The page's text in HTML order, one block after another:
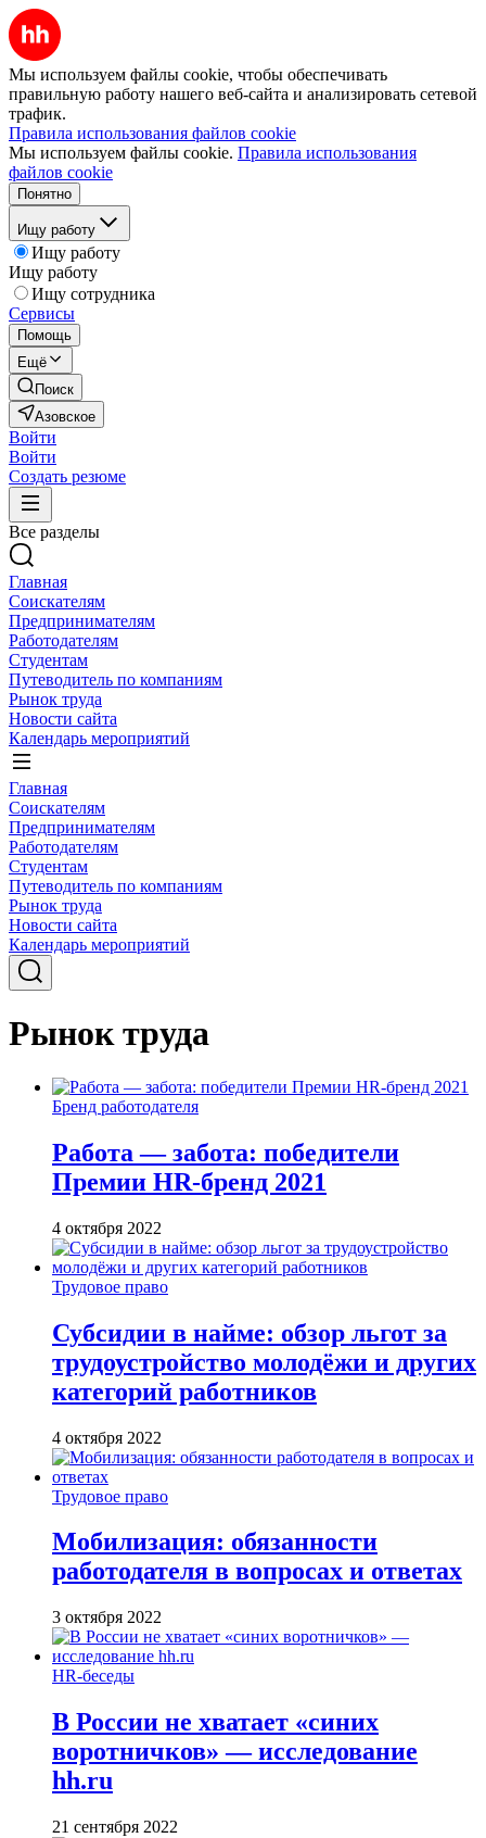
Мы используем файлы cookie, чтобы обеспечивать
правильную работу нашего веб-сайта и анализировать сетевой
трафик.
Правила использования файлов cookie
Мы используем файлы cookie. Правила использования
файлов cookie
Понятно
Ищу работу
Ищу работу
Ищу работу
Ищу сотрудника
Сервисы
Помощь
Ещё
Поиск
Азовское
Войти
Войти
Создать резюме
Все разделы
Главная
Соискателям
Предпринимателям
Работодателям
Студентам
Путеводитель по компаниям
Рынок труда
Новости сайта
Календарь мероприятий
Главная
Соискателям
Предпринимателям
Работодателям
Студентам
Путеводитель по компаниям
Рынок труда
Новости сайта
Календарь мероприятий
Рынок труда
Бренд работодателя
Работа — забота: победители
Премии HR-бренд 2021
4 октября 2022
Трудовое право
Субсидии в найме: обзор льгот за
трудоустройство молодёжи и других
категорий работников
4 октября 2022
Трудовое право
Мобилизация: обязанности
работодателя в вопросах и ответах
3 октября 2022
HR-беседы
В России не хватает «синих
воротничков» — исследование
hh.ru
21 сентября 2022